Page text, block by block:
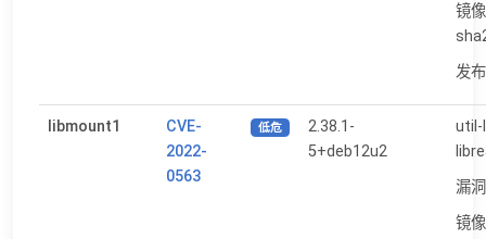
镜
发
libmount1
CVE-
2022-
0563
低危
2.38.1-
5+deb12u2
util-
漏
镜